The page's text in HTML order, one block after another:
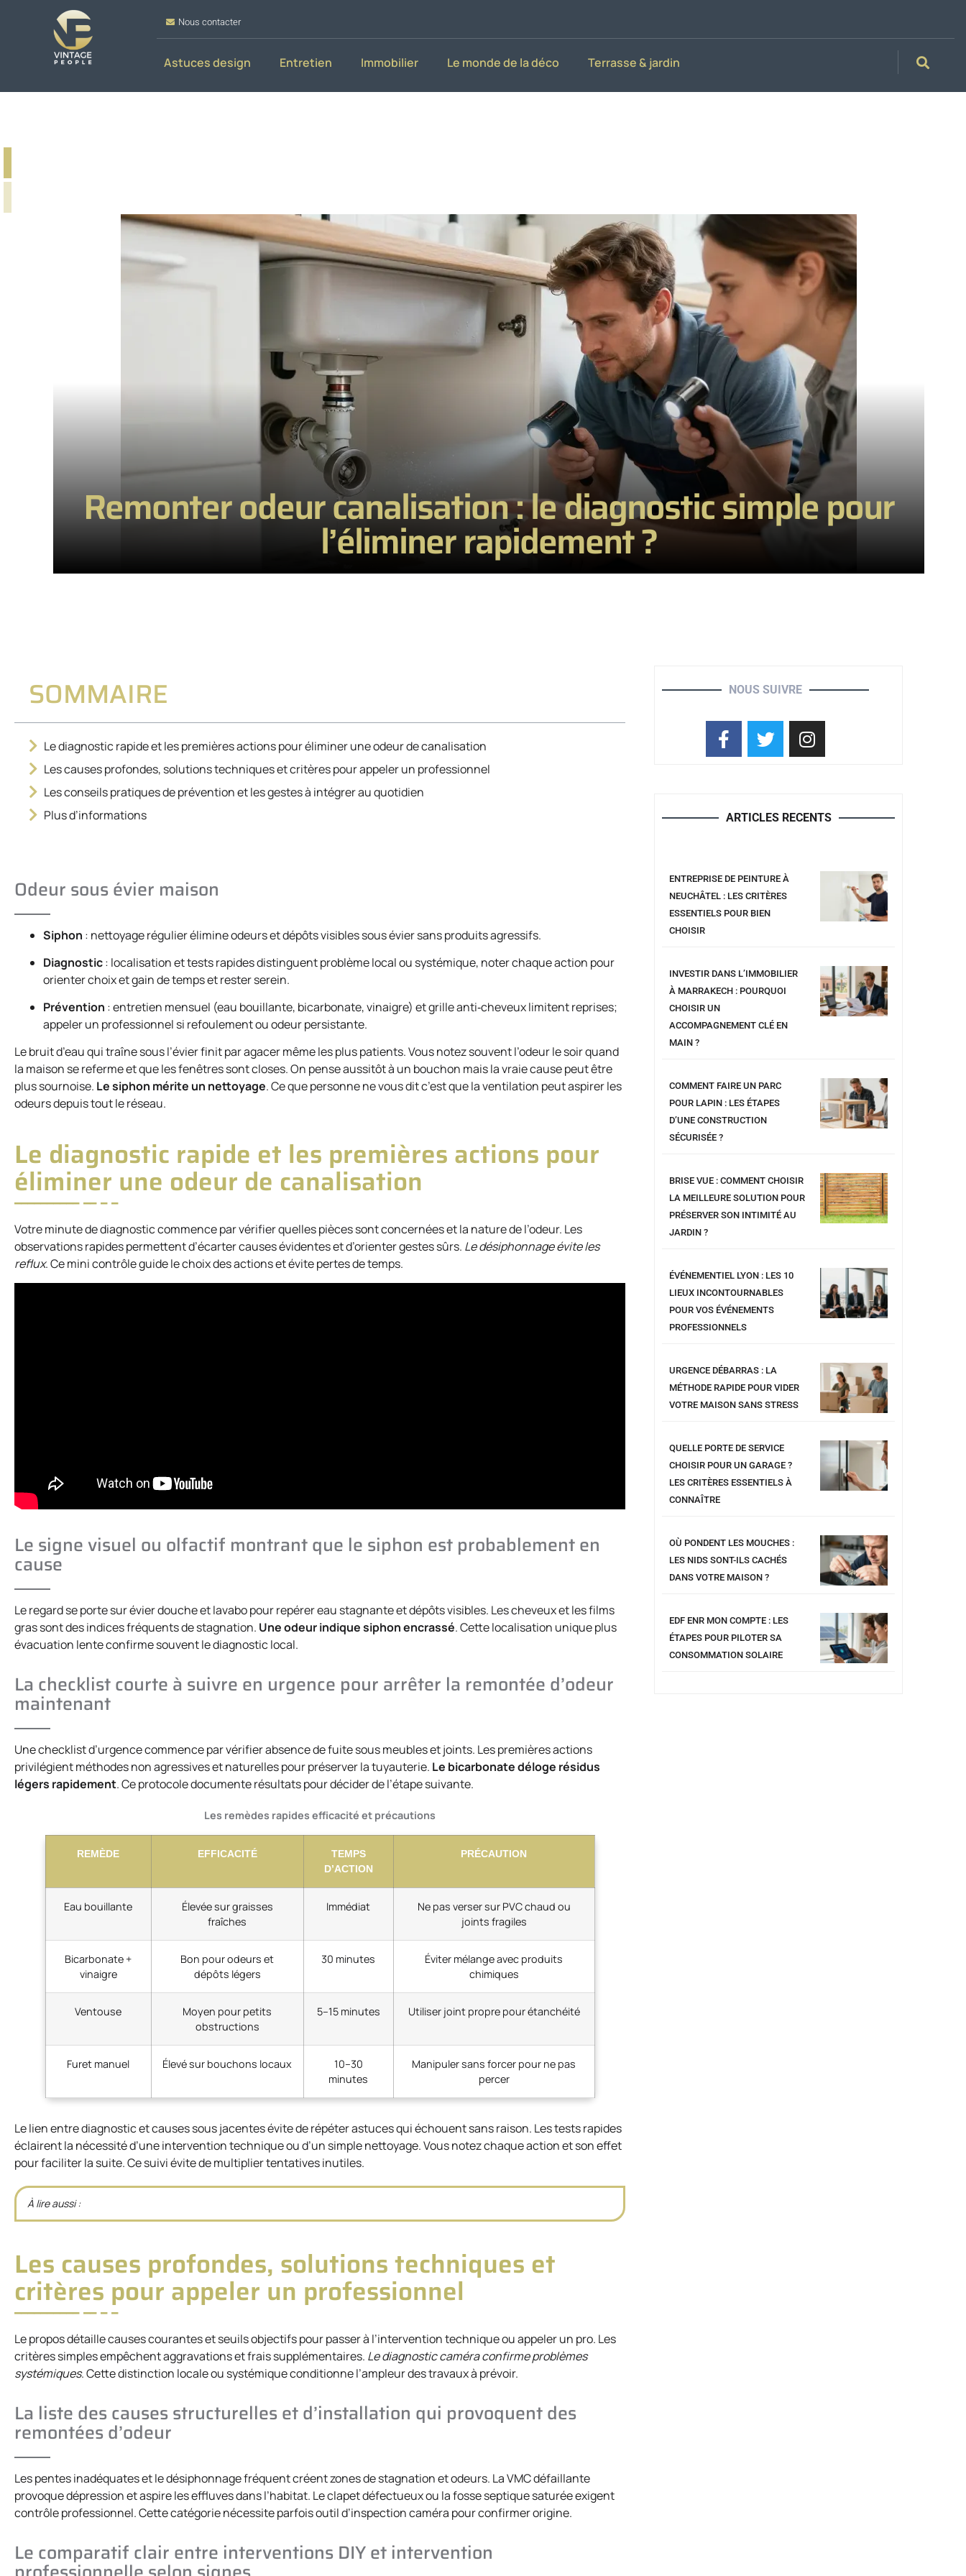
Nous contacter
Astuces design Entretien Immobilier Le monde de la déco Terrasse & jardin
Remonter odeur canalisation : le diagnostic simple pour
l’éliminer rapidement ?
SOMMAIRE
Le diagnostic rapide et les premières actions pour éliminer une odeur de canalisation
Les causes profondes, solutions techniques et critères pour appeler un professionnel
Les conseils pratiques de prévention et les gestes à intégrer au quotidien
Plus d’informations
Odeur sous évier maison
Siphon : nettoyage régulier élimine odeurs et dépôts visibles sous évier sans produits agressifs.
Diagnostic: localisation et tests rapides distinguent problème local ou systémique, noter chaque action pour
orienter choix et gain de temps et rester serein.
Prévention : entretien mensuel (eau bouillante, bicarbonate, vinaigre) et grille anti‑cheveux limitent reprises;
appeler un professionnel si refoulement ou odeur persistante.
Le bruit d’eau qui traîne sous l’évier finit par agacer même les plus patients. Vous notez souvent l’odeur le soir quand
la maison se referme et que les fenêtres sont closes. On pense aussitôt à un bouchon mais la vraie cause peut être
plus sournoise. Le siphon mérite un nettoyage. Ce que personne ne vous dit c’est que la ventilation peut aspirer les
odeurs depuis tout le réseau.
Le diagnostic rapide et les premières actions pour
éliminer une odeur de canalisation
Votre minute de diagnostic commence par vérifier quelles pièces sont concernées et la nature de l’odeur. Les
observations rapides permettent d’écarter causes évidentes et d’orienter gestes sûrs. Le désiphonnage évite les
reflux. Ce mini contrôle guide le choix des actions et évite pertes de temps.
Le signe visuel ou olfactif montrant que le siphon est probablement en
cause
Le regard se porte sur évier douche et lavabo pour repérer eau stagnante et dépôts visibles. Les cheveux et les films
gras sont des indices fréquents de stagnation. Une odeur indique siphon encrassé. Cette localisation unique plus
évacuation lente confirme souvent le diagnostic local.
La checklist courte à suivre en urgence pour arrêter la remontée d’odeur
maintenant
Une checklist d’urgence commence par vérifier absence de fuite sous meubles et joints. Les premières actions
privilégient méthodes non agressives et naturelles pour préserver la tuyauterie. Le bicarbonate déloge résidus
légers rapidement. Ce protocole documente résultats pour décider de l’étape suivante.
Les remèdes rapides efficacité et précautions
REMÈDE EFFICACITÉ
TEMPS
D’ACTION
PRÉCAUTION
Eau bouillante
Élevée sur graisses
fraîches
Immédiat
Ne pas verser sur PVC chaud ou
joints fragiles
Bicarbonate +
vinaigre
Bon pour odeurs et
dépôts légers
30 minutes
Éviter mélange avec produits
chimiques
Ventouse
Moyen pour petits
obstructions
5–15 minutes Utiliser joint propre pour étanchéité
Furet manuel Élevé sur bouchons locaux
10–30
minutes
Manipuler sans forcer pour ne pas
percer
Le lien entre diagnostic et causes sous jacentes évite de répéter astuces qui échouent sans raison. Les tests rapides
éclairent la nécessité d’une intervention technique ou d’un simple nettoyage. Vous notez chaque action et son effet
pour faciliter la suite. Ce suivi évite de multiplier tentatives inutiles.
À lire aussi :
Les causes profondes, solutions techniques et
critères pour appeler un professionnel
Le propos détaille causes courantes et seuils objectifs pour passer à l’intervention technique ou appeler un pro. Les
critères simples empêchent aggravations et frais supplémentaires. Le diagnostic caméra confirme problèmes
systémiques. Cette distinction locale ou systémique conditionne l’ampleur des travaux à prévoir.
La liste des causes structurelles et d’installation qui provoquent des
remontées d’odeur
Les pentes inadéquates et le désiphonnage fréquent créent zones de stagnation et odeurs. La VMC défaillante
provoque dépression et aspire les effluves dans l’habitat. Le clapet défectueux ou la fosse septique saturée exigent
contrôle professionnel. Cette catégorie nécessite parfois outil d’inspection caméra pour confirmer origine.
Le comparatif clair entre interventions DIY et intervention
NOUS SUIVRE
ARTICLES RECENTS
ENTREPRISE DE PEINTURE À
NEUCHÂTEL : LES CRITÈRES
ESSENTIELS POUR BIEN
CHOISIR
INVESTIR DANS L’IMMOBILIER
À MARRAKECH : POURQUOI
CHOISIR UN
ACCOMPAGNEMENT CLÉ EN
MAIN ?
COMMENT FAIRE UN PARC
POUR LAPIN : LES ÉTAPES
D’UNE CONSTRUCTION
SÉCURISÉE ?
BRISE VUE : COMMENT CHOISIR
LA MEILLEURE SOLUTION POUR
PRÉSERVER SON INTIMITÉ AU
JARDIN ?
ÉVÉNEMENTIEL LYON : LES 10
LIEUX INCONTOURNABLES
POUR VOS ÉVÉNEMENTS
PROFESSIONNELS
URGENCE DÉBARRAS : LA
MÉTHODE RAPIDE POUR VIDER
VOTRE MAISON SANS STRESS
QUELLE PORTE DE SERVICE
CHOISIR POUR UN GARAGE ?
LES CRITÈRES ESSENTIELS À
CONNAÎTRE
OÙ PONDENT LES MOUCHES :
LES NIDS SONT-ILS CACHÉS
DANS VOTRE MAISON ?
EDF ENR MON COMPTE : LES
ÉTAPES POUR PILOTER SA
CONSOMMATION SOLAIRE